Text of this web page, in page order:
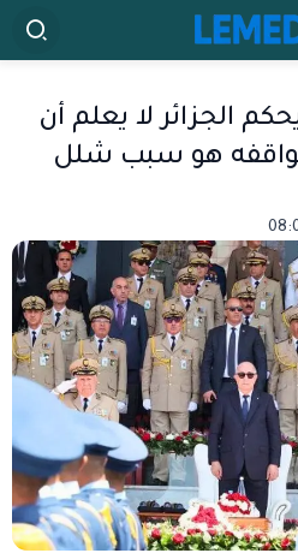
الجزائر لا يعلم أن
هو سبب شلل